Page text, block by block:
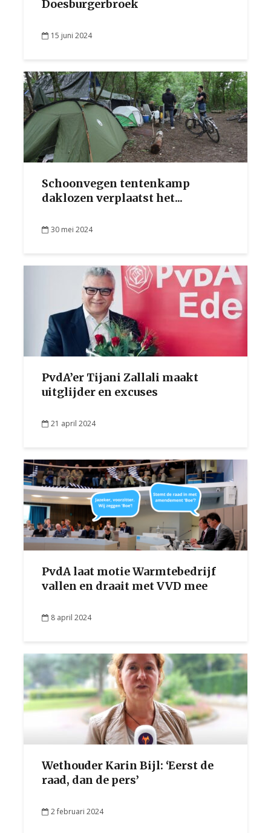
Doesburgerbroek
15 juni 2024
Schoonvegen tentenkamp
daklozen verplaatst het...
30 mei 2024
PvdA’er Tijani Zallali maakt
uitglijder en excuses
21 april 2024
PvdA laat motie Warmtebedrijf
vallen en draait met VVD mee
8 april 2024
Wethouder Karin Bijl: ‘Eerst de
raad, dan de pers’
2 februari 2024